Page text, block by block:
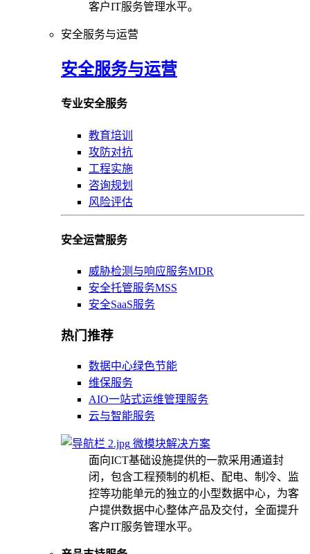
客户IT服务管理水平。
安全服务与运营
安全服务与运营
专业安全服务
教育培训
攻防对抗
工程实施
咨询规划
风险评估
安全运营服务
威胁检测与响应服务MDR
安全托管服务MSS
安全SaaS服务
热门推荐
数据中心绿色节能
维保服务
AIO一站式运维管理服务
云与智能服务
微模块解决方案
面向ICT基础设施提供的一款采用通道封
闭，包含工程预制的机柜、配电、制冷、监
控等功能单元的独立的小型数据中心，为客
户提供数据中心整体产品及交付，全面提升
客户IT服务管理水平。